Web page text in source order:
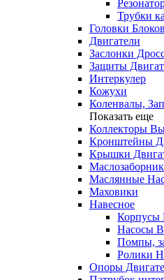
Трубки
Головки
Двигатели
Заслонки
Защиты
Интеркулер
Кожухи
Коленвалы,
Показать еще
Коллекторы
Кронштейны
Крышки
Маслянные
Маховики
Навесное
Корпусы
Насосы
Помпы,
Ролики
Опоры